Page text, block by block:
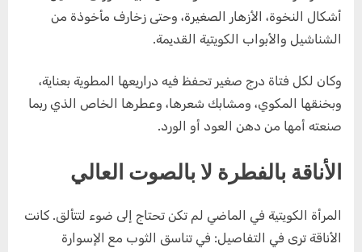
أشكال النخوة، الأزهار الصغيرة، وحتى زخارف مأخوذة من
الشناشيل والأبواب الكويتية القديمة.
وكان لكل فتاة درج صغير تحفظ فيه دراريعها المطوية بعناية،
وبخنقها المكوي، ومشابك شعرها، وعطرها الخاص الذي ربما
صنعته أمها من دهن العود أو الورد.
الأناقة بالفطرة لا بالصوت العالي
المرأة الكويتية في الماضي لم تكن تحتاج إلى ضوء لتتألق. كانت
الأناقة ترى في التفاصيل: في تناسق الثوب مع الإسوارة